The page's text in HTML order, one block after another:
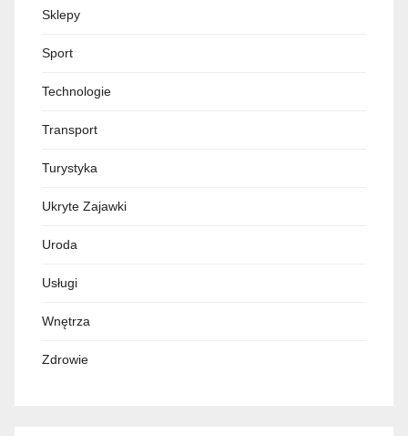
Sklepy
Sport
Technologie
Transport
Turystyka
Ukryte Zajawki
Uroda
Usługi
Wnętrza
Zdrowie